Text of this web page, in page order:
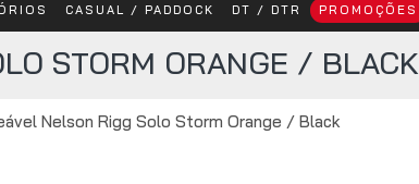
CASUAL / PADDOCK DT / DTR PROMOÇÕES
Nelson Rigg Solo Storm Orange / Black
STORM ORANGE / BLACK